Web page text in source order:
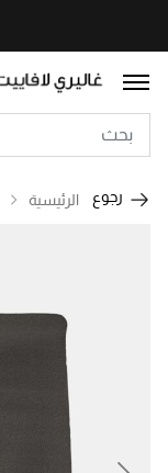
رجوع الرئيسية